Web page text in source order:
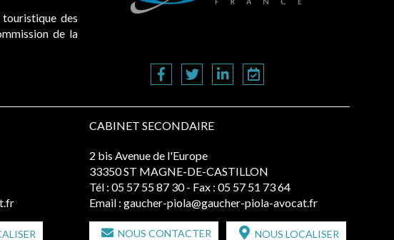
des
de la
CABINET SECONDAIRE
2 bis Avenue de l'Europe
33350 ST MAGNE-DE-CASTILLON
Tél : 05 57 55 87 30 - Fax : 05 57 51 73 64
Email : gaucher-piola@gaucher-piola-avocat.fr
NOUS CONTACTER NOUS LOCALISER